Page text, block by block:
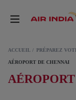
ACCUEIL PRÉPAREZ
AÉROPORT DE CHENNAI